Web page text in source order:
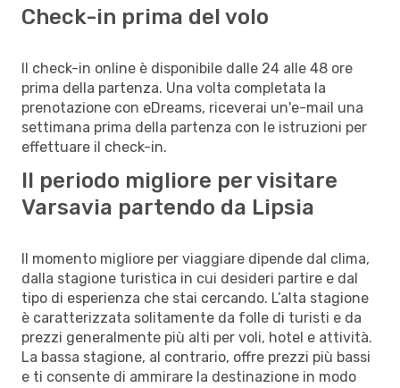
Check-in prima del volo
Il check-in online è disponibile dalle 24 alle 48 ore
prima della partenza. Una volta completata la
prenotazione con eDreams, riceverai un'e-mail una
settimana prima della partenza con le istruzioni per
effettuare il check-in.
Il periodo migliore per visitare
Varsavia partendo da Lipsia
Il momento migliore per viaggiare dipende dal clima,
dalla stagione turistica in cui desideri partire e dal
tipo di esperienza che stai cercando. L’alta stagione
è caratterizzata solitamente da folle di turisti e da
prezzi generalmente più alti per voli, hotel e attività.
La bassa stagione, al contrario, offre prezzi più bassi
e ti consente di ammirare la destinazione in modo